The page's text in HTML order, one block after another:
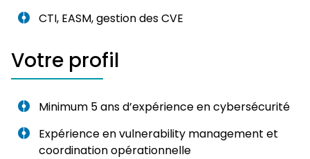
CTI, EASM, gestion des CVE
Votre profil
Minimum 5 ans d’expérience en cybersécurité
Expérience en vulnerability management et
coordination opérationnelle